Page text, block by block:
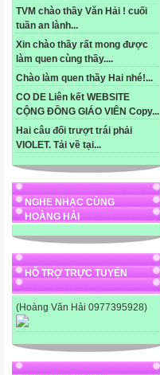
TVM chào thầy Văn Hải ! cuối
tuần an lành...
Xin chào thầy rất mong được
làm quen cùng thầy....
Chào làm quen thầy Hai nhé!...
CO DE Liên kết WEBSITE
CỘNG ĐỒNG GIÁO VIÊN Copy...
Hai câu đối trượt trái phải
VIOLET. Tải về tại...
NGHE NHẠC CÙNG
HOÀNG HẢI
HỖ TRỢ TRỰC TUYẾN
(Hoàng Văn Hải 0977395928)